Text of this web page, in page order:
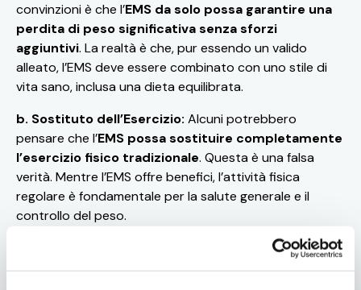
convinzioni è che l’EMS da solo possa garantire una
perdita di peso significativa senza sforzi
aggiuntivi. La realtà è che, pur essendo un valido
alleato, l’EMS deve essere combinato con uno stile di
vita sano, inclusa una dieta equilibrata.
b. Sostituto dell’Esercizio: Alcuni potrebbero
pensare che l’EMS possa sostituire completamente
l’esercizio fisico tradizionale. Questa è una falsa
verità. Mentre l’EMS offre benefici, l’attività fisica
regolare è fondamentale per la salute generale e il
controllo del peso.
Un’altra idea sbagliata
è che l’EMS possa mirare a specifiche aree del